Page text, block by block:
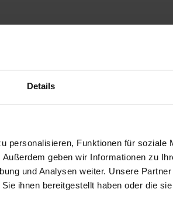
Details
personalisieren, Funktionen für soziale
geben wir Informationen zu
und Analysen weiter. Unsere
ihnen bereitgestellt haben oder die